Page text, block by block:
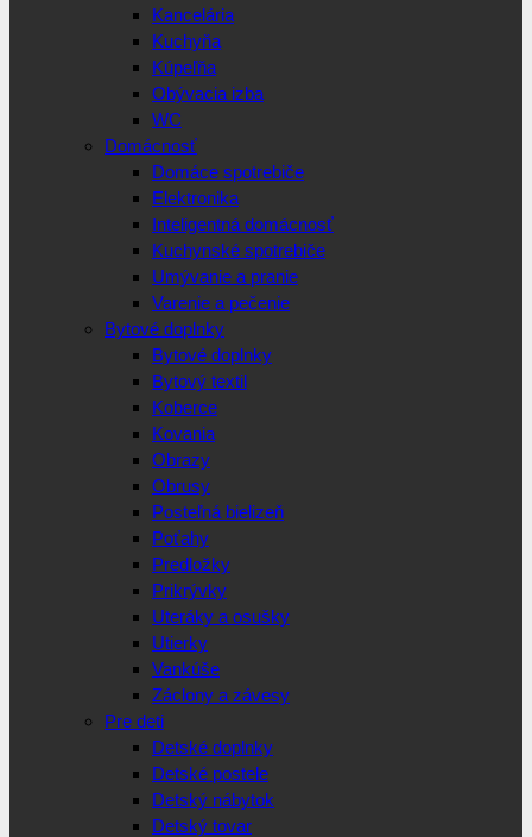
Kancelária
Kuchyňa
Kúpeľňa
Obývacia izba
WC
Domácnosť
Domáce spotrebiče
Elektronika
Inteligentná domácnosť
Kuchynské spotrebiče
Umývanie a pranie
Varenie a pečenie
Bytové doplnky
Bytové doplnky
Bytový textil
Koberce
Kovania
Obrazy
Obrusy
Posteľná bielizeň
Poťahy
Predložky
Prikrývky
Uteráky a osušky
Utierky
Vankúše
Záclony a závesy
Pre deti
Detské doplnky
Detské postele
Detský nábytok
Detský tovar